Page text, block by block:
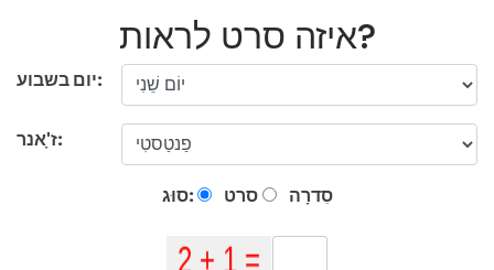
איזה סרט לראות?
יום בשבוע:
ז'ָאנר:
סוּג: סרט סִדרָה